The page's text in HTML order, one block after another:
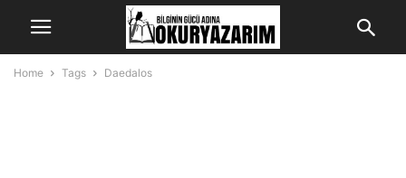
Home Tags Daedalos